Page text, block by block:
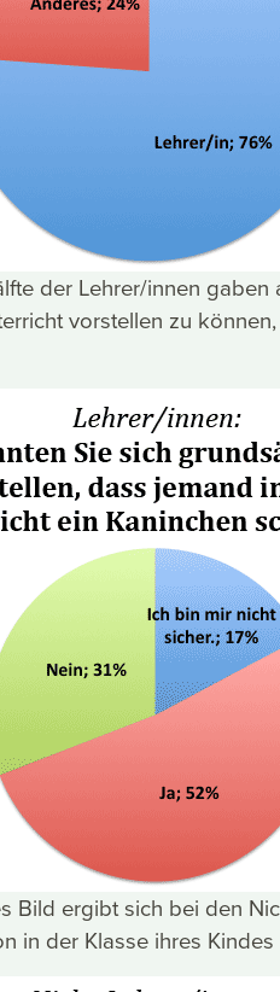
der Lehrer/innen
vorstellen zu
Bild ergibt sich bei den
in der Klasse ihres